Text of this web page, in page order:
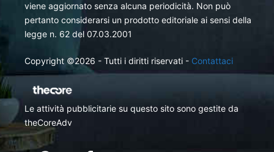
viene aggiornato senza alcuna periodicità. Non può
pertanto considerarsi un prodotto editoriale ai sensi della
legge n. 62 del 07.03.2001
Copyright ©2026 - Tutti i diritti riservati - Contattaci
Le attività pubblicitarie su questo sito sono gestite da
theCoreAdv